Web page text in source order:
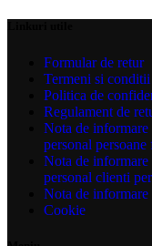
Formular de retur
Termeni si conditii
Politica de
Regulament de
Nota de informare
personal persoane
Nota de informare
personal clienti
Nota de
Cookie